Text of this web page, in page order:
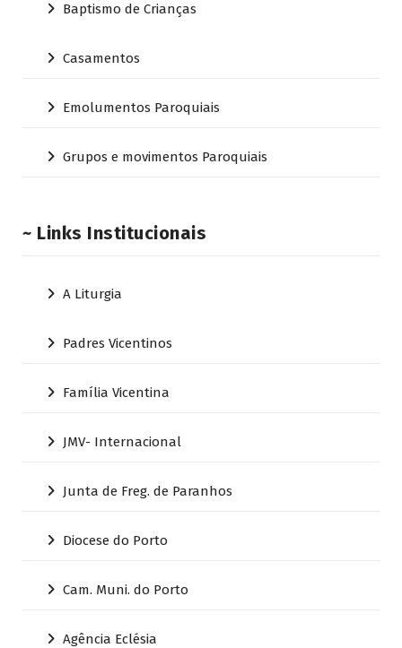
Baptismo de Crianças
Casamentos
Emolumentos Paroquiais
Grupos e movimentos Paroquiais
~ Links Institucionais
A Liturgia
Padres Vicentinos
Família Vicentina
JMV- Internacional
Junta de Freg. de Paranhos
Diocese do Porto
Cam. Muni. do Porto
Agência Eclésia